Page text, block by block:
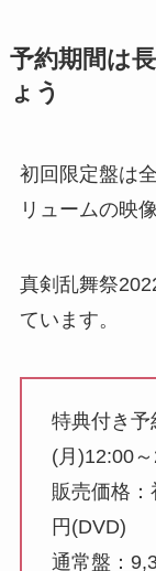
予約期間は
ょう
初回限定盤は
リュームの映
真剣乱舞祭
ています。
特典付き予
(月)12:00
販売価格
円(DVD)
通常盤：